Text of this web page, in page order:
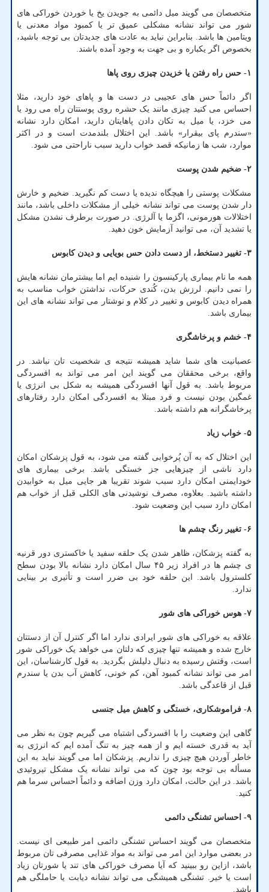
متخصصان می گویند میل دائمی به جویدن یخ یا خوردن خوراکی های
شور می تواند نشانه مشکلی عمیق تر یا کمبود مواد معدنی یا
ویتامین ها باشد. بنابراین نباید به عادت های جدیدتان بی توجه باشید،
بخصوص اگر یکباره و بی جهت به وجود آمده باشند.
۱- حس راه رفتن یا خزیدن چیزی روی پاها
اگر دائماً حس های عجیبی در دست ها و پاهای خود دارید، مثلا
احساس می کنید چیزی مانند یک حشره روی پوستتان راه می رود یا
می خزد، یا میل به تکان دادن پاهایتان دارید، امکان دارد نشانه
«سندرم پای بیقرار» باشد. این اختلال بلندمدت است و در اکثر
موارد، شب ها زمانیکه قصد خواب دارید سبب ناراحتی می شود.
۲- ضخیم شدن پوست
مشکلات پوستی را هیچگاه ندیده یا دست کم نگیرید. ضخیم و خارش
دار شدن پوست می تواند نشانه خیلی از مشکلات داخلی باشد، مانند
اختلالات هورمونی، اگزما یا آلرژی. در صورت برطرف نشدن مشکل
یا تشدید آن، می توانید آزمایش خون دهید.
۳- تغییر دستخط، از دست دادن حس بویایی و دیدن کابوس
همه ما نام بیماری پارکینسون را شنیده ایم اما بیشترمان نشانه هایش
را نمی دانیم. لرزش بدن، کُندی حرکات، نداشتن خواب مناسب به
همراه دیدن کابوس و تغییر در کلام و نوشتار می تواند نشانه های این
بیماری باشد.
۴- خشم و پرخاشگری
عصبانیت های شما شاید همیشه نتیجه ی شخصیت تان نباشد. در
واقع، برخی محققان می گویند این امر می تواند به افسردگی
مربوط باشد. به قول آنها افسردگی همیشه به شکل بی انرژی یا
غمگین بودن نیست و فرد مبتلا به افسردگی امکان دارد رفتارهای
پرخاشگرانه هم داشته باشد.
۵- خواب زیاد
این اختلال که به آن پُرخوابی گفته می شود، به قول پزشکان امکان
دارد ناشی از چیزهایی جز خستگی باشد. برخی بیماری های
خودایمنی امکان دارد سبب شوند تقریبا هر جایی میل به خوابیدن
داشته باشید. بعلاوه، مصرف نوشیدنی های الکلی قبل از خواب هم
امکان دارد سبب این وضعیت شود.
۶- تغییر رنگ چشم ها
به گفته پزشکان، ظاهر شدن یک حلقه سفید یا خاکستری دور قرنیه
ی چشم ها در افراد زیر ۴۵ سال امکان دارد نشانه بالا بودن سطح
کلسترول باشد. این حلقه خود بی ضرر است و تأثیری بر بینایی
ندارد.
۷- هوس خوراکی های شور
علاقه به خوراکی های شور ایرادی ندارد اما اگر کنترل آن از دستتان
خارج شده و همیشه تنها چیزی که دلتان می خواهد یک خوراکی شور
است، وقتش رسیده به دنبال دلیلش بگردید. به قول کارشناسان، این
امر می تواند نشانه کمبود آهن، کم خونی، کاهش آب بدن یا سندرم
قبل از قاعدگی باشد.
۸- فراموشکاری، خستگی و کاهش میل جنسی
گاهی این وضعیت را با افسردگی اشتباه می گیریم چون به نظر می
آید به قدری خسته ایم و از همه چیز به تنگ آمده ایم که انرژی به
خاطر آوردن هیچ چیزی را نداریم. پزشکان اما می گویند نباید به این
مسأله بی توجه بود چون که می تواند نشانه یک مشکل تیروئیدی
باشد. در این حالت، امکان دارد وزن اضافه و دائماً احساس سرما هم
کنید.
۹- احساس تشنگی دائمی
متخصصان می گویند احساس تشنگی دائمی امر طبیعی ای نیست.
در بعضی موارد این امر می تواند به مواد غذایی مصرفی تان مربوط
باشد، ازاین رو ببینید که آیا مصرف خوراکی های تند یا شورتان زیاد
است یا خیر. تشنگی همیشگی می تواند نشانه دیابت یا حاملگی هم
باشد.